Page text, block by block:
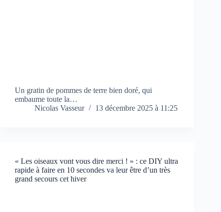
Un gratin de pommes de terre bien doré, qui
embaume toute la…
Nicolas Vasseur
13 décembre 2025 à 11:25
« Les oiseaux vont vous dire merci ! » : ce DIY ultra
rapide à faire en 10 secondes va leur être d’un très
grand secours cet hiver